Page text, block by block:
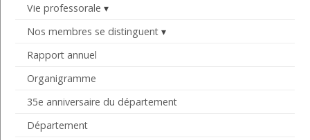
Vie professorale
Nos membres se distinguent
Rapport annuel
Organigramme
35e anniversaire du département
Département